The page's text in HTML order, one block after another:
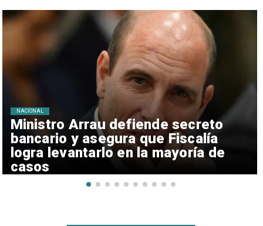
Ministro Arrau defiende secreto
bancario y asegura que Fiscalía
logra levantarlo en la mayoría de
casos
NACIONAL